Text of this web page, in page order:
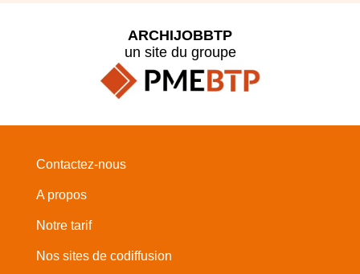
ARCHIJOBBTP
un site du groupe
Contactez-nous
A propos
Notre tarif
Nos sites de codiffusion